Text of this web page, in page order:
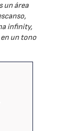
un área
infinity,
un tono